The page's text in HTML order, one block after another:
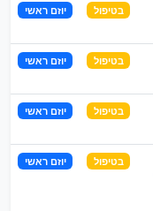
בטיפול יוזם ראשי
בטיפול יוזם ראשי
בטיפול יוזם ראשי
בטיפול יוזם ראשי